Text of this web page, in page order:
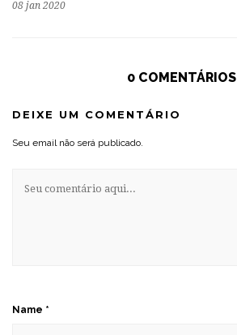
08 jan 2020
0 COMENTÁRIOS
DEIXE UM COMENTÁRIO
Seu email não será publicado.
Name *